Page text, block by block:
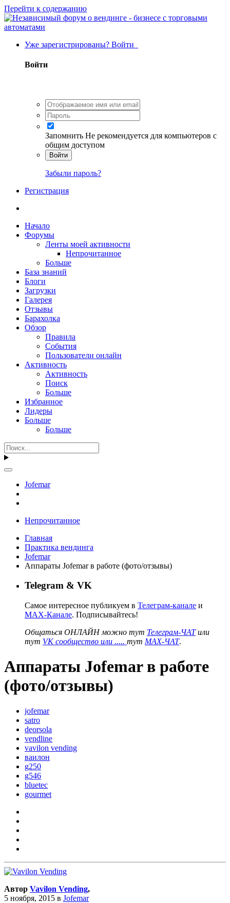
Перейти к содержанию
Уже зарегистрированы? Войти
Войти
Запомнить Не рекомендуется для компьютеров с
общим доступом
Войти
Забыли пароль?
Регистрация
Начало
Форумы
Ленты моей активности
Непрочитанное
Больше
База знаний
Блоги
Загрузки
Галерея
Отзывы
Барахолка
Обзор
Правила
События
Пользователи онлайн
Активность
Активность
Поиск
Больше
Избранное
Лидеры
Больше
Больше
Jofemar
Непрочитанное
Главная
Практика вендинга
Jofemar
Аппараты Jofemar в работе (фото/отзывы)
Telegram & VK
Самое интересное публикуем в Телеграм-канале и
MAX-Канале. Подписывайтесь!
Общаться ОНЛАЙН можно тут Телеграм-ЧАТили
тут VK сообщество или ..... тут MAX-ЧАТ.
Аппараты Jofemar в работе
(фото/отзывы)
jofemar
satro
deorsola
vendline
vavilon vending
ваилон
g250
g546
bluetec
gourmet
Автор Vavilon Vending,
5 ноября, 2015 в Jofemar